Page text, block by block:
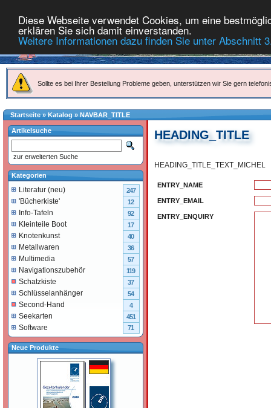
Diese Webseite verwendet Cookies, um eine
erklären Sie sich damit einverstanden.
Weitere Informationen dazu finden Sie unter Abschnitt
Sollte es bei Ihrer Bestellung Probleme geben, unterstützen wir Sie gern
Startseite»Katalog » NAVBAR_TITLE
HEADING_TITLE
HEADING_TITLE_TEXT_MICHEL
ENTRY_NAME
ENTRY_EMAIL
ENTRY_ENQUIRY
Artikelsuche
zur erweiterten Suche
Kategorien
Literatur (neu) 247
'Bücherkiste' 12
Info-Tafeln 92
Kleinteile Boot 17
Knotenkunst 40
Metallwaren 36
Multimedia 57
Navigationszubehör 119
Schatzkiste 37
Schlüsselanhänger 54
Second-Hand 4
Seekarten 451
Software 71
Neue Produkte